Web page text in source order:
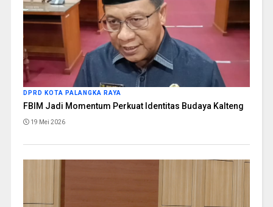
DPRD KOTA PALANGKA RAYA
FBIM Jadi Momentum Perkuat Identitas Budaya Kalteng
19 Mei 2026